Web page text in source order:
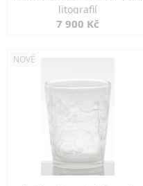
litografií
7 900 Kč
NOVÉ